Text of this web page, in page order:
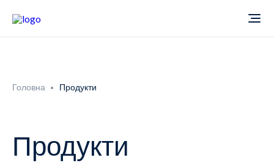
Новини
Головна Продукти
Продукти